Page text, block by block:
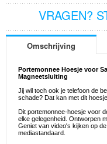
VRAGEN?
Omschrijving
Portemonnee Hoesje voor
Magneetsluiting
Jij wil toch ook je telefoon de
schade? Dat kan met dit
Dit portemonnee-hoesje voor
elke gelegenheid. Ontworpen
Geniet van video's kijken op
mediastandaard.